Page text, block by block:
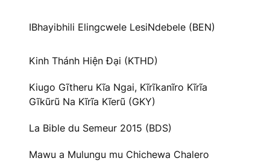
IBhayibhili Elingcwele LesiNdebele (BEN)
Kinh Thánh Hiện Đại (KTHD)
Kiugo Gĩtheru Kĩa Ngai, Kĩrĩkanĩro Kĩrĩa
Gĩkũrũ Na Kĩrĩa Kĩerũ (GKY)
La Bible du Semeur 2015 (BDS)
Mawu a Mulungu mu Chichewa Chalero